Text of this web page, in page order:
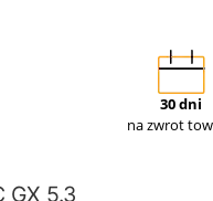
30 dni
na zwrot
GX 5.3